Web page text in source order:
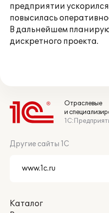
предприятии
повысилась
В дальнейшем
дискретного проекта.
Отраслевые
и
Другие сайты 1С
Каталог